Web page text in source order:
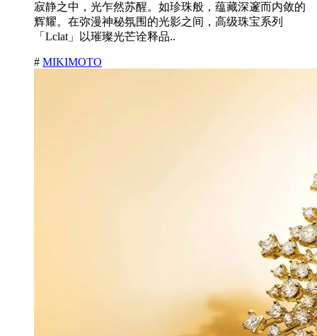
寂静之中，光乍然苏醒。如珍珠般，蕴藏深邃而内敛的
辉耀。在弥漫神秘氛围的光影之间，高级珠宝系列
「Lclat」以璀璨光芒诠释品..
# MIKIMOTO